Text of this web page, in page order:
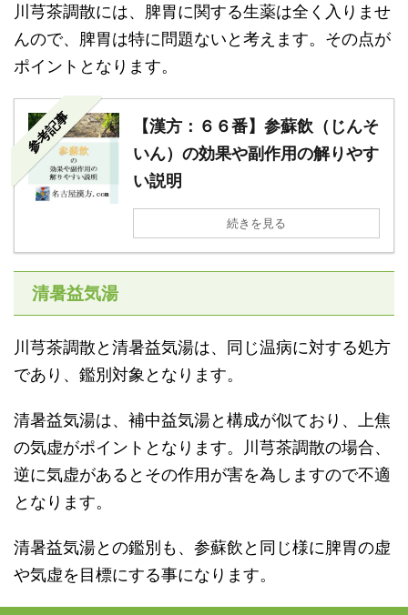
川芎茶調散には、脾胃に関する生薬は全く入りませ
んので、脾胃は特に問題ないと考えます。その点が
ポイントとなります。
参考記事
【漢方：６６番】参蘇飲（じんそ
いん）の効果や副作用の解りやす
い説明
続きを見る
清暑益気湯
川芎茶調散と清暑益気湯は、同じ温病に対する処方
であり、鑑別対象となります。
清暑益気湯は、補中益気湯と構成が似ており、上焦
の気虚がポイントとなります。川芎茶調散の場合、
逆に気虚があるとその作用が害を為しますので不適
となります。
清暑益気湯との鑑別も、参蘇飲と同じ様に脾胃の虚
や気虚を目標にする事になります。